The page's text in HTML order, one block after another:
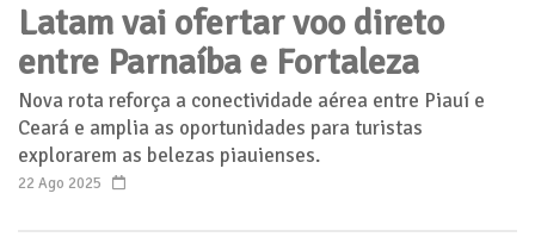
Latam vai ofertar voo direto
entre Parnaíba e Fortaleza
Nova rota reforça a conectividade aérea entre Piauí e
Ceará e amplia as oportunidades para turistas
explorarem as belezas piauienses.
22 Ago 2025